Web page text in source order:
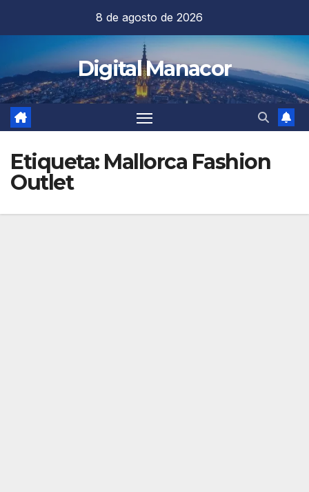
contenido
8 de agosto de 2026
Digital Manacor
Etiqueta: Mallorca Fashion
Outlet